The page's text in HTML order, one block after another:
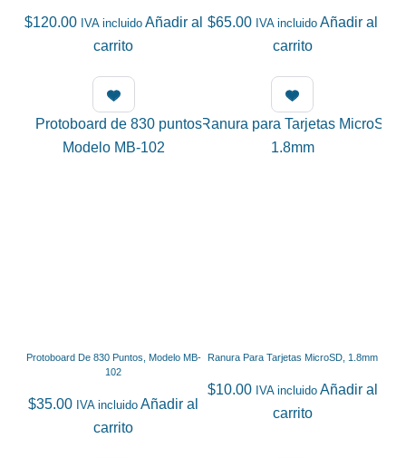
$120.00 IVA incluido Añadir al
carrito
$65.00 IVA incluido Añadir al
carrito
Protoboard De 830 Puntos, Modelo MB-
102
$35.00 IVA incluido Añadir al
carrito
Ranura Para Tarjetas MicroSD, 1.8mm
$10.00 IVA incluido Añadir al
carrito